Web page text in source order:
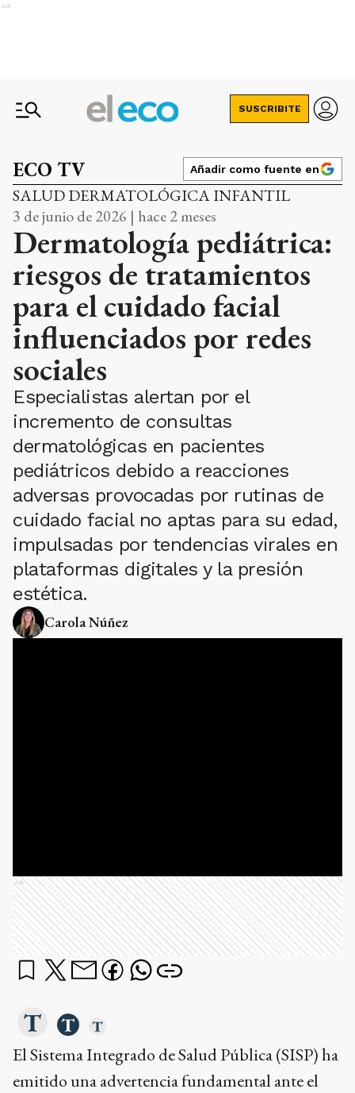
Ads
SUSCRIBITE
ECO TV Añadir como fuente en
SALUD DERMATOLÓGICA INFANTIL
3 de junio de 2026 | hace 2 meses
Dermatología pediátrica:
riesgos de tratamientos
para el cuidado facial
influenciados por redes
sociales
Especialistas alertan por el
incremento de consultas
dermatológicas en pacientes
pediátricos debido a reacciones
adversas provocadas por rutinas de
cuidado facial no aptas para su edad,
impulsadas por tendencias virales en
plataformas digitales y la presión
estética.
Carola Núñez
Ads
El Sistema Integrado de Salud Pública (SISP) ha
emitido una advertencia fundamental ante el